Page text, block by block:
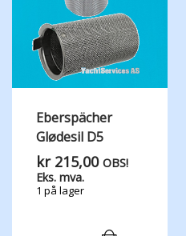
Eberspächer
Glødesil D5
kr215,00 OBS!
Eks. mva.
1 på lager